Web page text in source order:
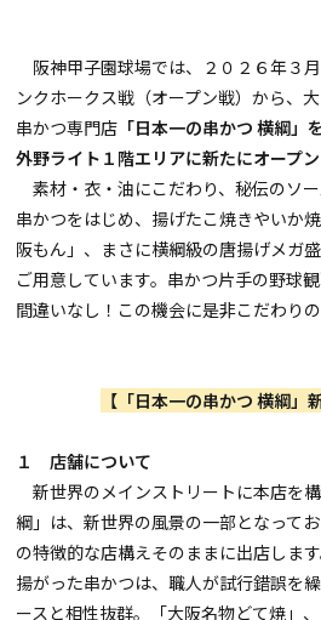
阪神甲子園球場では、２０２６年３
ンクホークス戦（オープン戦）から、
串かつ専門店 「日本一の串かつ 横綱
外野ライト１階エリアに新たにオープ
素材・衣・油にこだわり、秘伝のソ
串かつをはじめ、揚げたこ焼きやいか
阪もん」、まさに横綱級の唐揚げメガ
ご用意しています。串かつ片手の野球
間違いなし！この機会に是非こだわり
【「日本一の串かつ 横綱」
１ 店舗について
新世界のメインストリートに本店を
綱」は、新世界の風景の一部となって
の特徴的な店構えそのままに出店しま
揚がった串かつは、職人が試行錯誤を
ースと相性抜群。「大阪名物どて焼」